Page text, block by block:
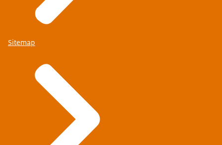
Sitemap